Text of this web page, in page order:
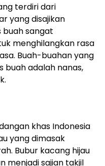
terdiri dari
yang disajikan
buah sangat
menghilangkan rasa
Buah-buahan yang
buah adalah nanas,
khas Indonesia
yang dimasak
Bubur kacang hijau
menjadi sajian takjil